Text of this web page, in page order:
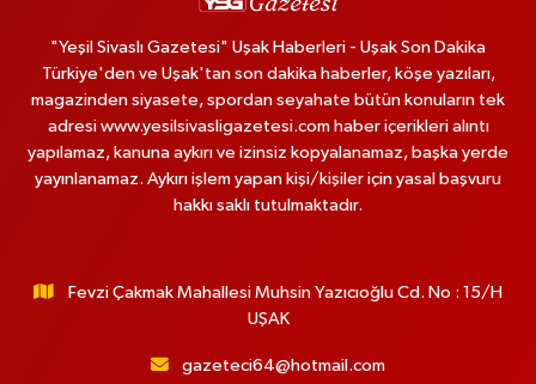
"Yeşil Sivaslı Gazetesi" Uşak Haberleri - Uşak Son Dakika
Türkiye'den ve Uşak'tan son dakika haberler, köşe yazıları,
magazinden siyasete, spordan seyahate bütün konuların tek
adresi www.yesilsivasligazetesi.com haber içerikleri alıntı
yapılamaz, kanuna aykırı ve izinsiz kopyalanamaz, başka yerde
yayınlanamaz. Aykırı işlem yapan kişi/kişiler için yasal başvuru
hakkı saklı tutulmaktadır.
Fevzi Çakmak Mahallesi Muhsin Yazıcıoğlu Cd. No : 15/H
UŞAK
gazeteci64@hotmail.com